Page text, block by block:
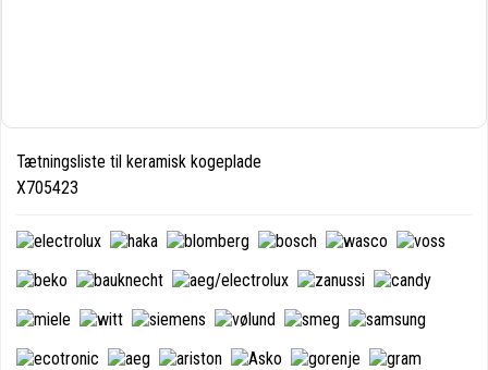
Tætningsliste til keramisk kogeplade
X705423